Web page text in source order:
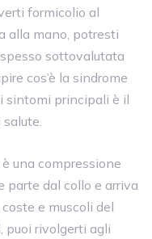
formicolio al
alla mano, potresti
sottovalutata
cos’è la sindrome
sintomi principali è il
una compressione
parte dal collo e arriva
e muscoli del
puoi rivolgerti agli